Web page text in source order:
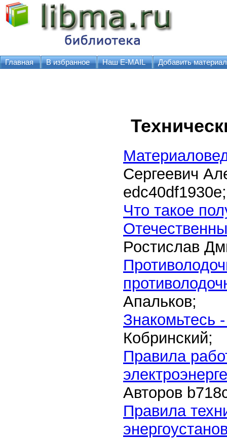
Главная В избранное Наш E-MAIL Добавить материал
Сергеевич
edc40df1930e;
Что такое
Ростислав
Апальков;
Знакомьтесь
Кобринский;
Правила
Авторов
Правила